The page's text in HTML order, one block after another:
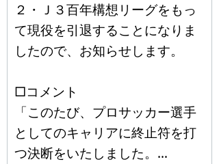
２・Ｊ３百年構想リーグをもっ
て現役を引退することになりま
したので、お知らせします。
□コメント
「このたび、プロサッカー選手
としてのキャリアに終止符を打
つ決断をいたしました。…